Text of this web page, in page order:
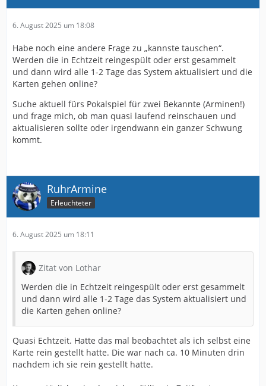
6. August 2025 um 18:08
Habe noch eine andere Frage zu „kannste tauschen“.
Werden die in Echtzeit reingespült oder erst gesammelt
und dann wird alle 1-2 Tage das System aktualisiert und die
Karten gehen online?
Suche aktuell fürs Pokalspiel für zwei Bekannte (Arminen!)
und frage mich, ob man quasi laufend reinschauen und
aktualisieren sollte oder irgendwann ein ganzer Schwung
kommt.
RuhrArmine
Erleuchteter
6. August 2025 um 18:11
Zitat von Lothar
Werden die in Echtzeit reingespült oder erst gesammelt
und dann wird alle 1-2 Tage das System aktualisiert und
die Karten gehen online?
Quasi Echtzeit. Hatte das mal beobachtet als ich selbst eine
Karte rein gestellt hatte. Die war nach ca. 10 Minuten drin
nachdem ich sie rein gestellt hatte.